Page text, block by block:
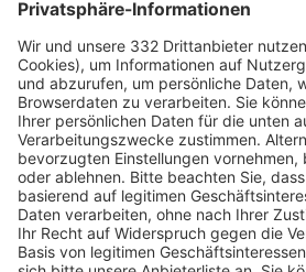
HÄUFIG BESUCHTE SEITEN
Pässe und Vereinswechsel
Trainerausbildung
Schulungsangebot Vereinsmitarbeiter
BFV-Geschäftsstellen
Trainerbörse
Login SpielPlus